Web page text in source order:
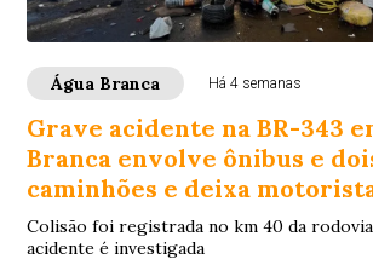
Água Branca Há 4 semanas
Grave acidente na BR-343
Branca envolve ônibus e
caminhões e deixa
Colisão foi registrada no km 40 da
acidente é investigada